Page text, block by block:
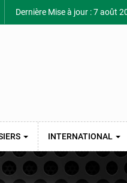
Dernière Mise à jour : 7 août
INTERNATIONAL